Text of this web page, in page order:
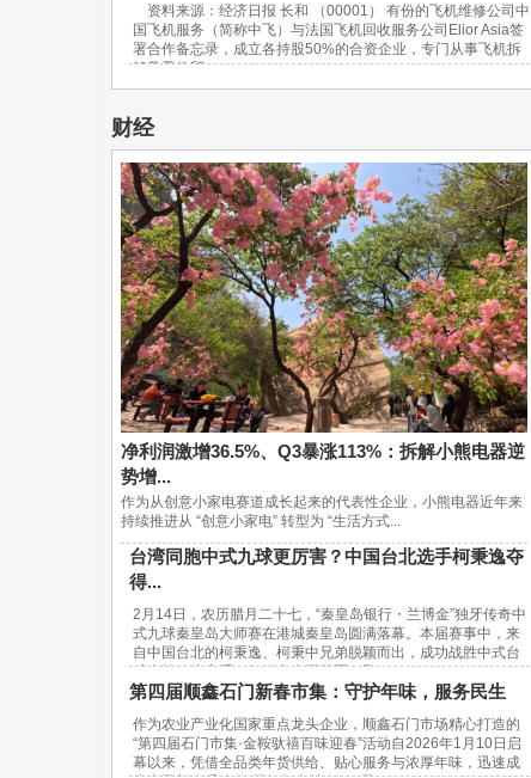
资料来源：经济日报 长和 （00001） 有份的飞机维修公司中
国飞机服务（简称中飞）与法国飞机回收服务公司Elior Asia签
署合作备忘录，成立各持股50%的合资企业，专门从事飞机拆
解及零件贸...
财经
净利润激增36.5%、Q3暴涨113%：拆解小熊电器逆
势增...
作为从创意小家电赛道成长起来的代表性企业，小熊电器近年来
持续推进从 “创意小家电” 转型为 “生活方式...
台湾同胞中式九球更厉害？中国台北选手柯秉逸夺
得...
2月14日，农历腊月二十七，“秦皇岛银行・兰博金”独牙传奇中
式九球秦皇岛大师赛在港城秦皇岛圆满落幕。本届赛事中，来
自中国台北的柯秉逸、柯秉中兄弟脱颖而出，成功战胜中式台
球内地传统高手，包揽赛事冠亚军，取...
第四届顺鑫石门新春市集：守护年味，服务民生
作为农业产业化国家重点龙头企业，顺鑫石门市场精心打造的
“第四届石门市集·金鞍驮禧百味迎春”活动自2026年1月10日启
幕以来，凭借全品类年货供给、贴心服务与浓厚年味，迅速成